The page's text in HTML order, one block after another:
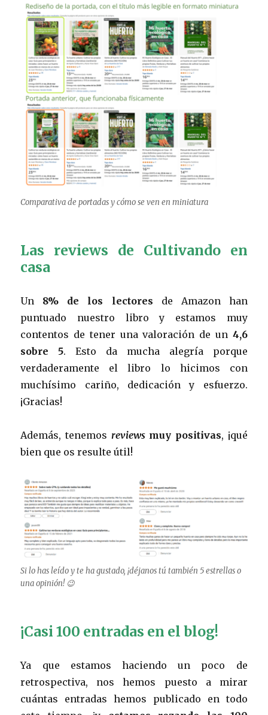
Comparativa de portadas y cómo se ven en miniatura
Las reviews de Cultivando en
casa
Un 8% de los lectores de Amazon han
puntuado nuestro libro y estamos muy
contentos de tener una valoración de un 4,6
sobre 5. Esto da mucha alegría porque
verdaderamente el libro lo hicimos con
muchísimo cariño, dedicación y esfuerzo.
¡Gracias!
Además, tenemos reviewsmuy positivas, ¡qué
bien que os resulte útil!
Si lo has leído y te ha gustado, ¡déjanos tú también 5 estrellas o
una opinión! 😉
¡Casi 100 entradas en el blog!
Ya que estamos haciendo un poco de
retrospectiva, nos hemos puesto a mirar
cuántas entradas hemos publicado en todo